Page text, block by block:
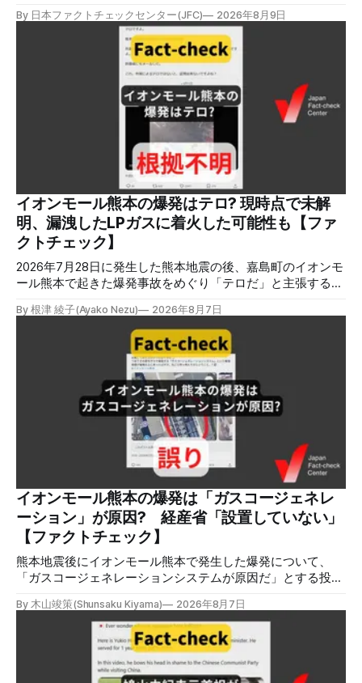
トへのリンクを貼るなどの手口が複数確認されています。
✉️日本ファクトチェックセンター（JFC）がこの1週間に出
した記事を中心に、その他のメディアも含めて、ファクトチ
ェックや偽情報関連の情報をまとめました。同じ内容をニュ
ースレターでも配信しています。登録はこちら。 今週のお
本ファクトチェックセンター（JFC）は、ファクトチェック
やメディア情報リテラシーに関する講師養成講座を月に1度
開催しています。講座はオンラインで90分間。修了者には認
定バッジと教室や職場などで利用可能な教材を提供します。
次回の開講は8月23日（日）午後4時~5時30分で、お申し込
みはこちら。 日本ファクトチェックセンター（JFC） ファ
クトチェック講師養成講座 8月23日（日）開催分日本ファ
クトチェックセンター（JFC）による講師養成講座です。 講
師養成講座（オ
By 日本ファクトチェックセンター(JFC) 2026年8月9日
イオンモール熊本の爆発はテロ? 現時点で未解
明、漏洩したLPガスに着火した可能性も【ファ
クトチェック】
2026年7月28日に発生した熊本地震の後、嘉島町のイオンモ
ール熊本で起きた爆発事故をめぐり「テロだ」と主張する投
LPガスに着火した可能性に言及していますが、現時点で未解
明です。イオンは8月5日、外部専門家らによる事故調査委員
会を設置すると発表しました。 検証対象 拡散した言説 2026
年8月2日、イオンモール熊本の爆発がテロによるものだと主
張する投稿がＸで拡散した。 検証する理由 8月5日現在、投
稿は600回以上リポストされ、表示は19万件を超える。 同様
の情報の拡散量を調べるため、「熊本」「イオンモール」
「爆発」「テロ」など複数のキーワードを組み合わせてソー
シャル分析ツールMeltwaterで調べると、総投稿数は8月5日
までに約9900件あった(例1,2,3)。拡散のほとんどはXだ。 こ
れらの投稿は根拠を示していないが、「ガス爆発には見えな
いね」「これは 熊本を略奪する為のテロですよ」など、投
稿を真に受けたり、同調する反応が多い。「デマまたは不確
定な情報を流すな」や「陰謀論だよ」などの指摘
By 根津 綾子(Ayako Nezu) 2026年8月7日
イオンモール熊本の爆発は「ガスコージェネレ
ーション」が原因? 経産省「設置していない」
【ファクトチェック】
熊本地震後にイオンモール熊本で発生した爆発について、
「ガスコージェネレーションシステムが原因だ」とする投稿
ジェネレーションやガス発電機は設置していないことを確認
している」と発表し、LPガスが原因だった可能性が高いと説
明しています。またイオンは5日、事故原因を調べる事故調
査委員会を設置すると発表しました。 検証対象 拡散した投
By 木山竣策(Shunsaku Kiyama) 2026年8月7日